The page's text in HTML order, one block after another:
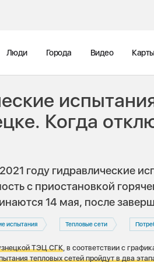
Люди Города Видео Карты
Когда
году гидравлические
с приостановкой
14 мая, после
испытания Тепловые сети
ТЭЦ СГК , в соответствии с
тепловых сетей пройдут в два